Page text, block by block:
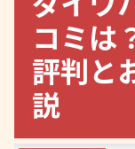
コミは
評判と
説